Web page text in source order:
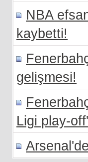
NBA
kaybetti!
gelişmesi!
Ligi play-